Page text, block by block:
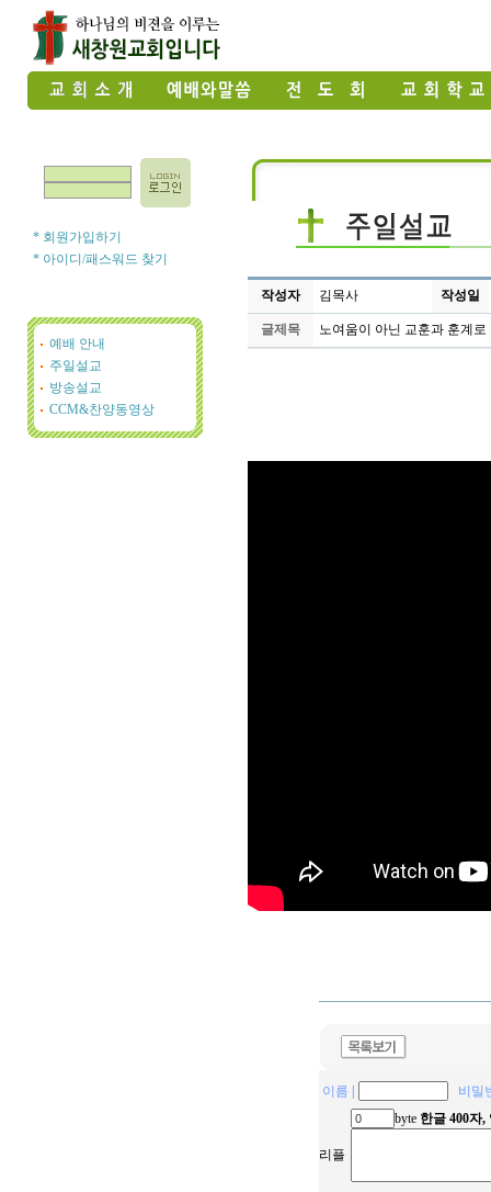
* 회원가입하기
* 아이디/패스워드 찾기
예배 안내
주일설교
방송설교
CCM&찬양동영상
작성자 김목사 작성일
글제목 노여움이 아닌 교훈과 훈계로
이름
비밀
byte 한글 400자
리플